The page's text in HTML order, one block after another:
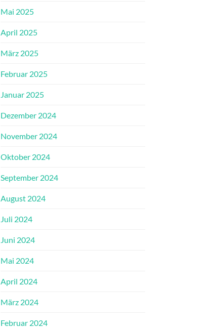
Mai 2025
April 2025
März 2025
Februar 2025
Januar 2025
Dezember 2024
November 2024
Oktober 2024
September 2024
August 2024
Juli 2024
Juni 2024
Mai 2024
April 2024
März 2024
Februar 2024